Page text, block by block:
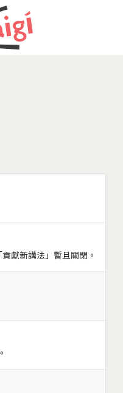
獻新講法」暫且關閉。